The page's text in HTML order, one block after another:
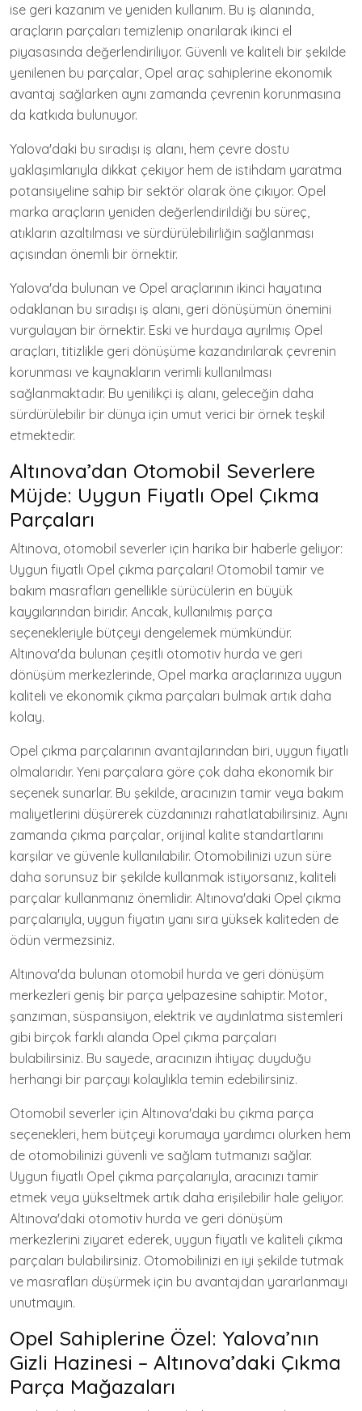
ise geri kazanım ve yeniden kullanım. Bu iş alanında,
araçların parçaları temizlenip onarılarak ikinci el
piyasasında değerlendiriliyor. Güvenli ve kaliteli bir şekilde
yenilenen bu parçalar, Opel araç sahiplerine ekonomik
avantaj sağlarken aynı zamanda çevrenin korunmasına
da katkıda bulunuyor.
Yalova'daki bu sıradışı iş alanı, hem çevre dostu
yaklaşımlarıyla dikkat çekiyor hem de istihdam yaratma
potansiyeline sahip bir sektör olarak öne çıkıyor. Opel
marka araçların yeniden değerlendirildiği bu süreç,
atıkların azaltılması ve sürdürülebilirliğin sağlanması
açısından önemli bir örnektir.
Yalova'da bulunan ve Opel araçlarının ikinci hayatına
odaklanan bu sıradışı iş alanı, geri dönüşümün önemini
vurgulayan bir örnektir. Eski ve hurdaya ayrılmış Opel
araçları, titizlikle geri dönüşüme kazandırılarak çevrenin
korunması ve kaynakların verimli kullanılması
sağlanmaktadır. Bu yenilikçi iş alanı, geleceğin daha
sürdürülebilir bir dünya için umut verici bir örnek teşkil
etmektedir.
Altınova’dan Otomobil Severlere
Müjde: Uygun Fiyatlı Opel Çıkma
Parçaları
Altınova, otomobil severler için harika bir haberle geliyor:
Uygun fiyatlı Opel çıkma parçaları! Otomobil tamir ve
bakım masrafları genellikle sürücülerin en büyük
kaygılarından biridir. Ancak, kullanılmış parça
seçenekleriyle bütçeyi dengelemek mümkündür.
Altınova'da bulunan çeşitli otomotiv hurda ve geri
dönüşüm merkezlerinde, Opel marka araçlarınıza uygun
kaliteli ve ekonomik çıkma parçaları bulmak artık daha
kolay.
Opel çıkma parçalarının avantajlarından biri, uygun fiyatlı
olmalarıdır. Yeni parçalara göre çok daha ekonomik bir
seçenek sunarlar. Bu şekilde, aracınızın tamir veya bakım
maliyetlerini düşürerek cüzdanınızı rahatlatabilirsiniz. Aynı
zamanda çıkma parçalar, orijinal kalite standartlarını
karşılar ve güvenle kullanılabilir. Otomobilinizi uzun süre
daha sorunsuz bir şekilde kullanmak istiyorsanız, kaliteli
parçalar kullanmanız önemlidir. Altınova'daki Opel çıkma
parçalarıyla, uygun fiyatın yanı sıra yüksek kaliteden de
ödün vermezsiniz.
Altınova'da bulunan otomobil hurda ve geri dönüşüm
merkezleri geniş bir parça yelpazesine sahiptir. Motor,
şanzıman, süspansiyon, elektrik ve aydınlatma sistemleri
gibi birçok farklı alanda Opel çıkma parçaları
bulabilirsiniz. Bu sayede, aracınızın ihtiyaç duyduğu
herhangi bir parçayı kolaylıkla temin edebilirsiniz.
Otomobil severler için Altınova'daki bu çıkma parça
seçenekleri, hem bütçeyi korumaya yardımcı olurken hem
de otomobilinizi güvenli ve sağlam tutmanızı sağlar.
Uygun fiyatlı Opel çıkma parçalarıyla, aracınızı tamir
etmek veya yükseltmek artık daha erişilebilir hale geliyor.
Altınova'daki otomotiv hurda ve geri dönüşüm
merkezlerini ziyaret ederek, uygun fiyatlı ve kaliteli çıkma
parçaları bulabilirsiniz. Otomobilinizi en iyi şekilde tutmak
ve masrafları düşürmek için bu avantajdan yararlanmayı
unutmayın.
Opel Sahiplerine Özel: Yalova’nın
Gizli Hazinesi – Altınova’daki Çıkma
Parça Mağazaları